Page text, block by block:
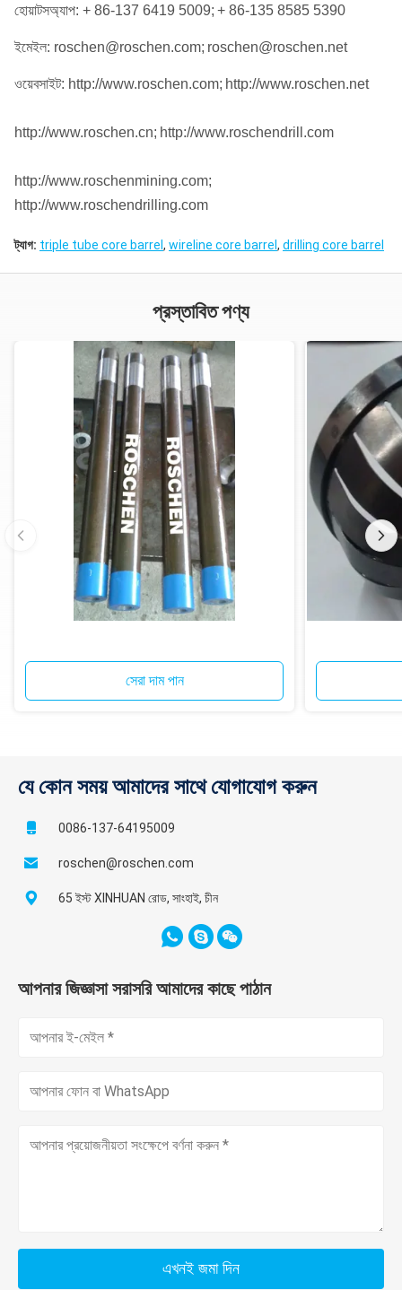
হোয়াটসঅ্যাপ: + 86-137 6419 5009; + 86-135 8585 5390
ইমেইল: roschen@roschen.com; roschen@roschen.net
ওয়েবসাইট: http://www.roschen.com; http://www.roschen.net
http://www.roschen.cn; http://www.roschendrill.com
http://www.roschenmining.com;
http://www.roschendrilling.com
ট্যাগ: triple tube core barrel , wireline core barrel , drilling core barrel
প্রস্তাবিত পণ্য
সেরা দাম পান
যে কোন সময় আমাদের সাথে যোগাযোগ করুন
0086-137-64195009
roschen@roschen.com
65 ইস্ট XINHUAN রোড, সাংহাই, চীন
আপনার জিজ্ঞাসা সরাসরি আমাদের কাছে পাঠান
এখনই জমা দিন